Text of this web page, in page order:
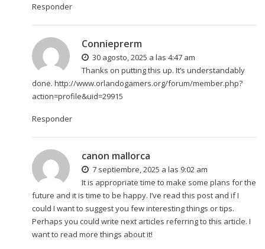
Responder
Connieprerm
30 agosto, 2025 a las 4:47 am
Thanks on putting this up. It’s understandably
done. http://www.orlandogamers.org/forum/member.php?
action=profile&uid=29915
Responder
canon mallorca
7 septiembre, 2025 a las 9:02 am
It is appropriate time to make some plans for the
future and it is time to be happy. I’ve read this post and if I
could I want to suggest you few interesting things or tips.
Perhaps you could write next articles referring to this article. I
want to read more things about it!